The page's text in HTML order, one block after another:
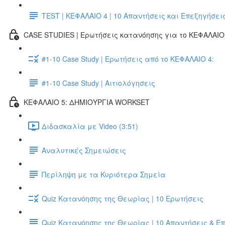
TEST | ΚΕΦΑΛΑΙΟ 4 | 10 Απαντήσεις και
CASE STUDIES | Ερωτήσεις κατανόησης για το
#1-10 Case Study | Ερωτήσεις από το ΚΕΦΑΛΑΙΟ 4:
#1-10 Case Study | Αιτιολόγησεις
ΚΕΦΑΛΑΙΟ 5: ΔΗΜΙΟΥΡΓΙΑ WORKSET
Διδασκαλία με Video (3:51)
Αναλυτικές Σημειώσεις
Περίληψη με τα Κυριότερα Σημεία
Quiz Κατανόησης της Θεωρίας | 10 Ερωτήσεις
Quiz Κατανόησης της Θεωρίας | 10 Απαντήσεις &